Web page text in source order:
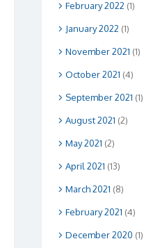
February 2022 (1)
January 2022 (1)
November 2021 (1)
October 2021 (4)
September 2021 (1)
August 2021 (2)
May 2021 (2)
April 2021 (13)
March 2021 (8)
February 2021 (4)
December 2020 (1)